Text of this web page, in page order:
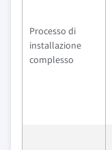
Processo di
installazione
complesso